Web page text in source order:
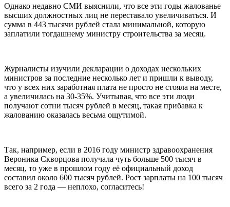
Однако недавно СМИ выяснили, что все эти годы жалованье
высших должностных лиц не переставало увеличиваться. И
сумма в 443 тысячи рублей стала минимальной, которую
заплатили тогдашнему министру строительства за месяц.
Журналисты изучили декларации о доходах нескольких
министров за последние несколько лет и пришли к выводу,
что у всех них заработная плата не просто не стояла на месте,
а увеличилась на 30-35%. Учитывая, что все эти люди
получают сотни тысяч рублей в месяц, такая прибавка к
жалованию оказалась весьма ощутимой.
Так, например, если в 2016 году министр здравоохранения
Вероника Скворцова получала чуть больше 500 тысяч в
месяц, то уже в прошлом году её официальный доход
составил около 600 тысяч рублей. Рост зарплаты на 100 тысяч
всего за 2 года — неплохо, согласитесь!